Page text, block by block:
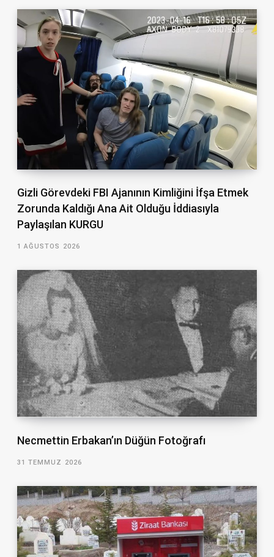
Gizli Görevdeki FBI Ajanının Kimliğini İfşa Etmek
Zorunda Kaldığı Ana Ait Olduğu İddiasıyla
Paylaşılan KURGU
1 AĞUSTOS 2026
Necmettin Erbakan’ın Düğün Fotoğrafı
31 TEMMUZ 2026